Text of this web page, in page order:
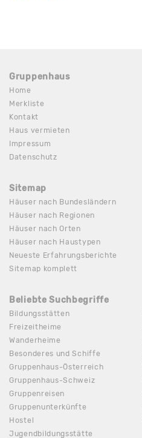
Gruppenhaus
Home
Merkliste
Kontakt
Haus vermieten
Impressum
Datenschutz
Sitemap
Häuser nach Bundesländern
Häuser nach Regionen
Häuser nach Orten
Häuser nach Haustypen
Neueste Erfahrungsberichte
Sitemap komplett
Beliebte Suchbegriffe
Bildungsstätten
Freizeitheime
Wanderheime
Besonderes und Schiffe
Gruppenhaus-Österreich
Gruppenhaus-Schweiz
Gruppenreisen
Gruppenunterkünfte
Hostel
Jugendbildungsstätte